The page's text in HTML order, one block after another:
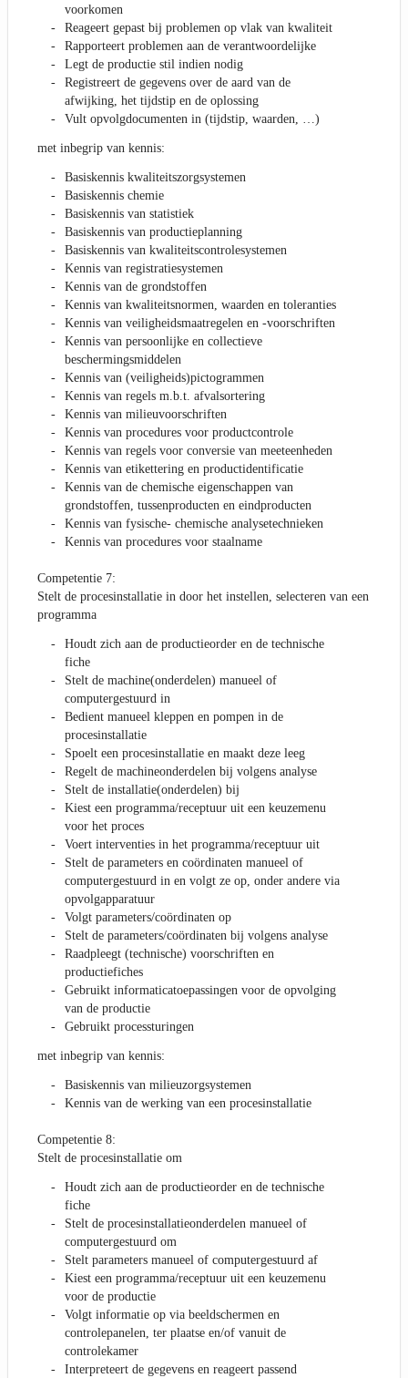
voorkomen
Reageert gepast bij problemen op vlak van kwaliteit
Rapporteert problemen aan de verantwoordelijke
Legt de productie stil indien nodig
Registreert de gegevens over de aard van de
afwijking, het tijdstip en de oplossing
Vult opvolgdocumenten in (tijdstip, waarden, …)
met inbegrip van kennis:
Basiskennis kwaliteitszorgsystemen
Basiskennis chemie
Basiskennis van statistiek
Basiskennis van productieplanning
Basiskennis van kwaliteitscontrolesystemen
Kennis van registratiesystemen
Kennis van de grondstoffen
Kennis van kwaliteitsnormen, waarden en toleranties
Kennis van veiligheidsmaatregelen en -voorschriften
Kennis van persoonlijke en collectieve
beschermingsmiddelen
Kennis van (veiligheids)pictogrammen
Kennis van regels m.b.t. afvalsortering
Kennis van milieuvoorschriften
Kennis van procedures voor productcontrole
Kennis van regels voor conversie van meeteenheden
Kennis van etikettering en productidentificatie
Kennis van de chemische eigenschappen van
grondstoffen, tussenproducten en eindproducten
Kennis van fysische- chemische analysetechnieken
Kennis van procedures voor staalname
Competentie 7:
Stelt de procesinstallatie in door het instellen, selecteren van een
programma
Houdt zich aan de productieorder en de technische
fiche
Stelt de machine(onderdelen) manueel of
computergestuurd in
Bedient manueel kleppen en pompen in de
procesinstallatie
Spoelt een procesinstallatie en maakt deze leeg
Regelt de machineonderdelen bij volgens analyse
Stelt de installatie(onderdelen) bij
Kiest een programma/receptuur uit een keuzemenu
voor het proces
Voert interventies in het programma/receptuur uit
Stelt de parameters en coördinaten manueel of
computergestuurd in en volgt ze op, onder andere via
opvolgapparatuur
Volgt parameters/coördinaten op
Stelt de parameters/coördinaten bij volgens analyse
Raadpleegt (technische) voorschriften en
productiefiches
Gebruikt informaticatoepassingen voor de opvolging
van de productie
Gebruikt processturingen
met inbegrip van kennis:
Basiskennis van milieuzorgsystemen
Kennis van de werking van een procesinstallatie
Competentie 8:
Stelt de procesinstallatie om
Houdt zich aan de productieorder en de technische
fiche
Stelt de procesinstallatieonderdelen manueel of
computergestuurd om
Stelt parameters manueel of computergestuurd af
Kiest een programma/receptuur uit een keuzemenu
voor de productie
Volgt informatie op via beeldschermen en
controlepanelen, ter plaatse en/of vanuit de
controlekamer
Interpreteert de gegevens en reageert passend